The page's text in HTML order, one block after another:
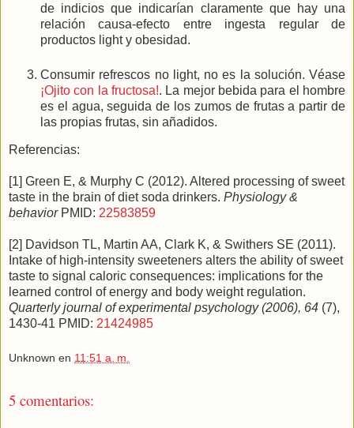
de indicios que indicarían claramente que hay una
relación causa-efecto entre ingesta regular de
productos light y obesidad.
Consumir refrescos no light, no es la solución. Véase
¡Ojito con la fructosa!. La mejor bebida para el hombre
es el agua, seguida de los zumos de frutas a partir de
las propias frutas, sin añadidos.
Referencias:
[1] Green E, & Murphy C (2012). Altered processing of sweet
taste in the brain of diet soda drinkers. Physiology &
behaviorPMID: 22583859
[2] Davidson TL, Martin AA, Clark K, & Swithers SE (2011).
Intake of high-intensity sweeteners alters the ability of sweet
taste to signal caloric consequences: implications for the
learned control of energy and body weight regulation.
Quarterly journal of experimental psychology (2006), 64 (7),
1430-41 PMID: 21424985
Unknown en 11:51 a. m.
5 comentarios: